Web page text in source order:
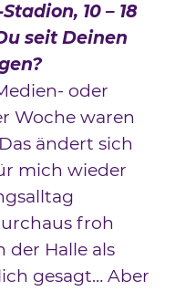
10 – 18
seit Deinen
oder
Woche waren
ändert sich
mich wieder
froh
der Halle als
gesagt… Aber